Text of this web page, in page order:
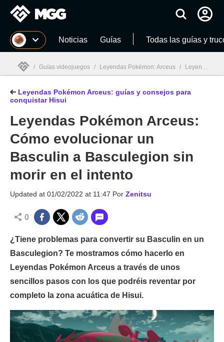
MGG Noticias Guías Todas las guías y
MGG
/ Guías videojuegos / Leyendas Pokémon: Arceus / Leyendas Pokémon Arceus: guías y consejos para conquistar Hisui
Leyendas Pokémon Arceus: guías y consejos para
conquistar Hisui
Leyendas Pokémon Arceus:
Cómo evolucionar un
Basculin a Basculegion sin
morir en el intento
Updated at 01/02/2022 at 11:47 Por Zenitsu
0
¿Tiene problemas para convertir su Basculin en un
Basculegion? Te mostramos cómo hacerlo en
Leyendas Pokémon Arceus a través de unos
sencillos pasos con los que podréis reventar por
completo la zona acuática de Hisui.